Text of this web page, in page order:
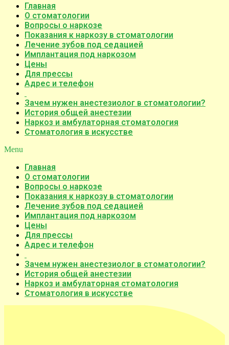
Главная
О стоматологии
Вопросы о наркозе
Показания к наркозу в стоматологии
Лечение зубов под седацией
Имплантация под наркозом
Цены
Для прессы
Адрес и телефон
Зачем нужен анестезиолог в стоматологии?
История общей анестезии
Наркоз и амбулаторная стоматология
Стоматология в искусстве
Menu
Главная
О стоматологии
Вопросы о наркозе
Показания к наркозу в стоматологии
Лечение зубов под седацией
Имплантация под наркозом
Цены
Для прессы
Адрес и телефон
Зачем нужен анестезиолог в стоматологии?
История общей анестезии
Наркоз и амбулаторная стоматология
Стоматология в искусстве